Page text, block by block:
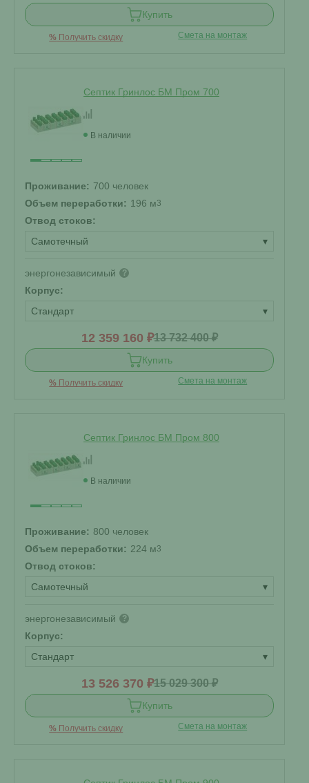
Купить
% Получить скидку Смета на монтаж
Септик Гринлос БМ Пром 700
В наличии
Проживание: 700 человек
Объем переработки: 196 м3
Отвод стоков:
Самотечный
▾
энергонезависимый ?
Корпус:
Стандарт
▾
12 359 160 ₽13 732 400 ₽
Купить
% Получить скидку Смета на монтаж
Септик Гринлос БМ Пром 800
В наличии
Проживание: 800 человек
Объем переработки: 224 м3
Отвод стоков:
Самотечный
▾
энергонезависимый ?
Корпус:
Стандарт
▾
13 526 370 ₽15 029 300 ₽
Купить
% Получить скидку Смета на монтаж